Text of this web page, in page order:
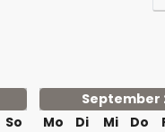
So
September
Mo
Di Mi Do